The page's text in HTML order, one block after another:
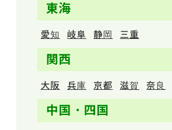
東海
愛知 岐阜 静岡 三重
関西
大阪 兵庫 京都 滋賀 奈良
中国・四国